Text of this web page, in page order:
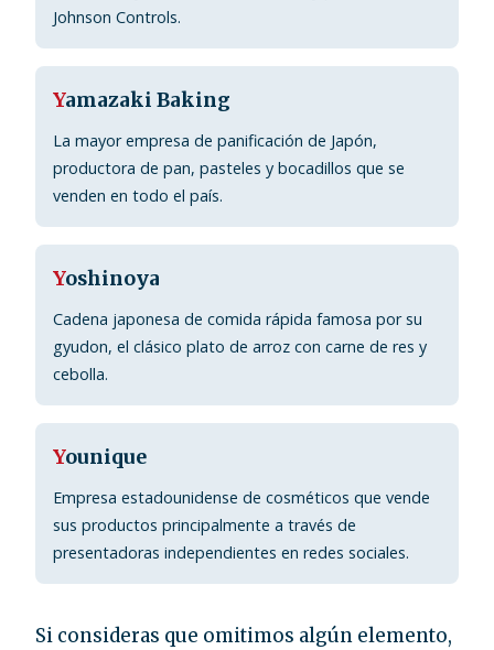
Johnson Controls.
Yamazaki Baking
La mayor empresa de panificación de Japón,
productora de pan, pasteles y bocadillos que se
venden en todo el país.
Yoshinoya
Cadena japonesa de comida rápida famosa por su
gyudon, el clásico plato de arroz con carne de res y
cebolla.
Younique
Empresa estadounidense de cosméticos que vende
sus productos principalmente a través de
presentadoras independientes en redes sociales.
Si consideras que omitimos algún elemento,